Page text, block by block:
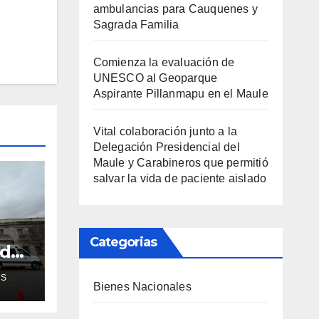
ambulancias para Cauquenes y
Sagrada Familia
Comienza la evaluación de
UNESCO al Geoparque
Aspirante Pillanmapu en el Maule
Vital colaboración junto a la
Delegación Presidencial del
Maule y Carabineros que permitió
salvar la vida de paciente aislado
Categorias
Bienes Nacionales